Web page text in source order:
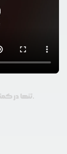
تنها در کمتر از 30 ثانیه ثبت‌نام و احراز هویت خود را تکمیل کنید.